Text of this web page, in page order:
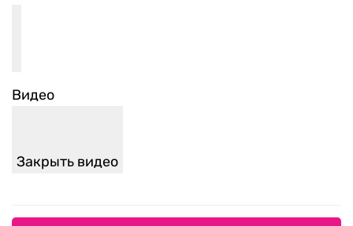
Видео
Закрыть видео